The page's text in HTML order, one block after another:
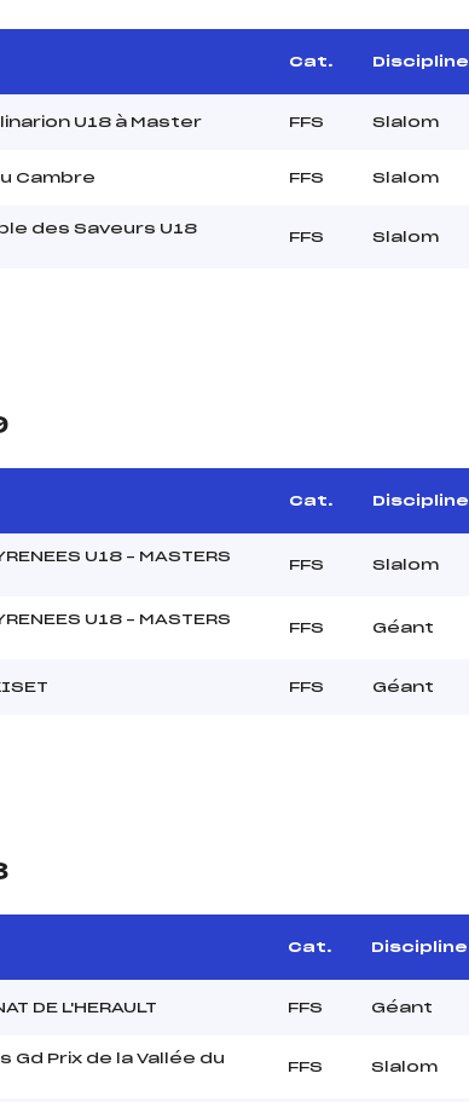
Cat. Discipline
U18 à Master FFS Slalom
Cambre FFS Slalom
des Saveurs U18
FFS Slalom
Cat. Discipline
U18 – MASTERS
FFS Slalom
U18 – MASTERS
FFS Géant
FFS Géant
Cat. Discipline
DE L'HERAULT FFS Géant
Gd Prix de la Vallée du
FFS Slalom